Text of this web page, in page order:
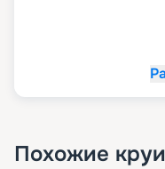
Похожие